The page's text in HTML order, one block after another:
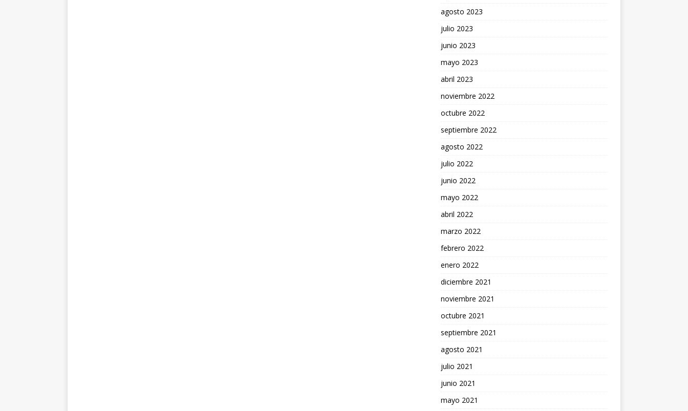
agosto 2023
julio 2023
junio 2023
mayo 2023
abril 2023
noviembre 2022
octubre 2022
septiembre 2022
agosto 2022
julio 2022
junio 2022
mayo 2022
abril 2022
marzo 2022
febrero 2022
enero 2022
diciembre 2021
noviembre 2021
octubre 2021
septiembre 2021
agosto 2021
julio 2021
junio 2021
mayo 2021